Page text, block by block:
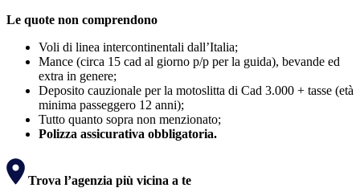
Le quote non comprendono
Voli di linea intercontinentali dall’Italia;
Mance (circa 15 cad al giorno p/p per la guida), bevande ed
extra in genere;
Deposito cauzionale per la motoslitta di Cad 3.000 + tasse (età
minima passeggero 12 anni);
Tutto quanto sopra non menzionato;
Polizza assicurativa obbligatoria.
Trova l’agenzia più vicina a te